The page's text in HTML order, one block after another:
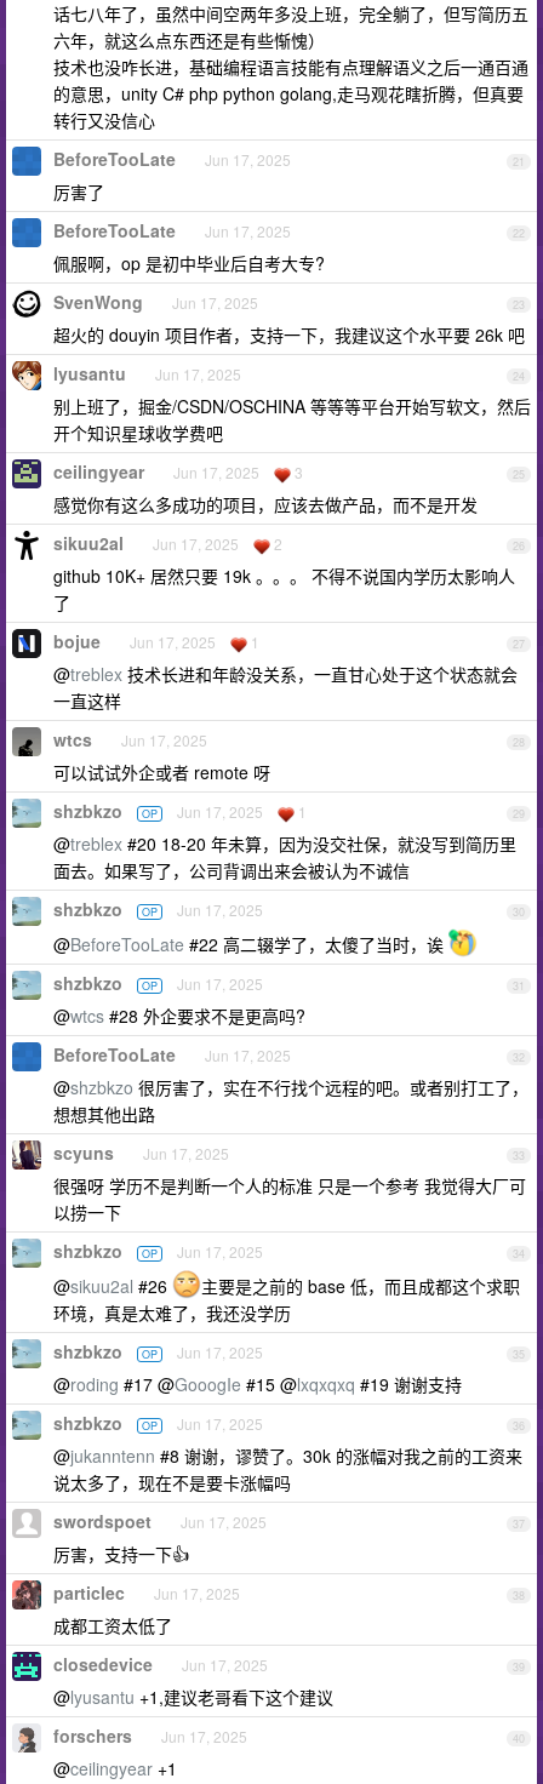
话七八年了，虽然中间空两年多没上班，完全躺了，但写简历五
六年，就这么点东西还是有些惭愧）
技术也没咋长进，基础编程语言技能有点理解语义之后一通百通
的意思，unity C# php python golang,走马观花瞎折腾，但真要
转行又没信心
21
BeforeTooLate Jun 17, 2025
厉害了
22
BeforeTooLate Jun 17, 2025
佩服啊，op 是初中毕业后自考大专?
23
SvenWong Jun 17, 2025
超火的 douyin 项目作者，支持一下，我建议这个水平要 26k 吧
24
lyusantu Jun 17, 2025
别上班了，掘金/CSDN/OSCHINA 等等等平台开始写软文，然后
开个知识星球收学费吧
25
ceilingyear Jun 17, 2025 3
感觉你有这么多成功的项目，应该去做产品，而不是开发
26
sikuu2al Jun 17, 2025 2
github 10K+ 居然只要 19k 。。。 不得不说国内学历太影响人
了
27
bojue Jun 17, 2025 1
@treblex 技术长进和年龄没关系，一直甘心处于这个状态就会
一直这样
28
wtcs Jun 17, 2025
可以试试外企或者 remote 呀
29
shzbkzo OP Jun 17, 2025 1
@treblex #20 18-20 年未算，因为没交社保，就没写到简历里
面去。如果写了，公司背调出来会被认为不诚信
30
shzbkzo OP Jun 17, 2025
@BeforeTooLate #22 高二辍学了，太傻了当时，诶
31
shzbkzo OP Jun 17, 2025
@wtcs #28 外企要求不是更高吗?
32
BeforeTooLate Jun 17, 2025
@shzbkzo 很厉害了，实在不行找个远程的吧。或者别打工了，
想想其他出路
33
scyuns Jun 17, 2025
很强呀 学历不是判断一个人的标准 只是一个参考 我觉得大厂可
以捞一下
34
shzbkzo OP Jun 17, 2025
@sikuu2al #26
主要是之前的 base 低，而且成都这个求职
环境，真是太难了，我还没学历
35
shzbkzo OP Jun 17, 2025
@roding #17 @GooogIe #15 @lxqxqxq #19 谢谢支持
36
shzbkzo OP Jun 17, 2025
@jukanntenn #8 谢谢，谬赞了。30k 的涨幅对我之前的工资来
说太多了，现在不是要卡涨幅吗
37
swordspoet Jun 17, 2025
厉害，支持一下👍
38
particlec Jun 17, 2025
成都工资太低了
39
closedevice Jun 17, 2025
@lyusantu +1,建议老哥看下这个建议
40
forschers Jun 17, 2025
@ceilingyear +1